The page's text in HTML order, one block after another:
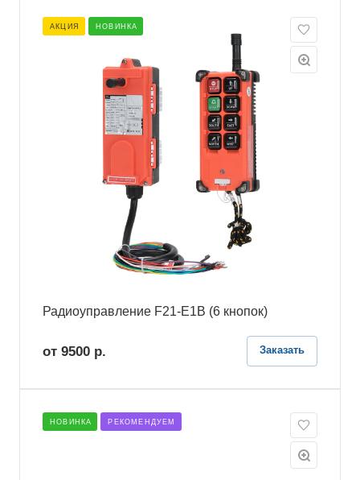
АКЦИЯ НОВИНКА
Радиоуправление F21-E1B (6 кнопок)
от 9500 р. Заказать
НОВИНКА РЕКОМЕНДУЕМ